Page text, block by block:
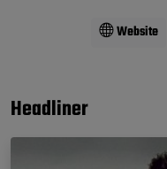
Website
Headliner